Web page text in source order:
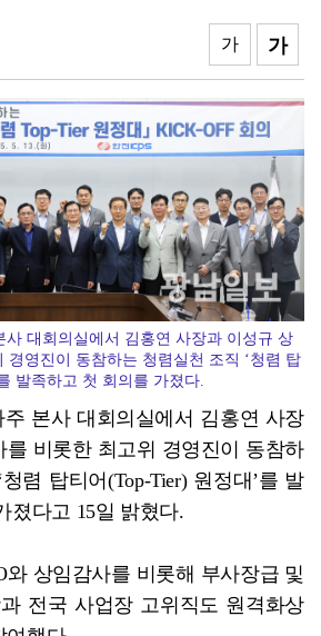
[종합]전남광주통합특별시 정무부시장 후보에 백승주·윤난...
과 빛이 어우러진 기획전 개최
’, 계약 첫날 1만대 돌파
에 6300선 약세
가
가
사 대회의실에서 김홍연 사장과 이성규 상
경영진이 동참하는 청렴실천 조직 ‘청렴 탑
발족하고 첫 회의를 가졌다.
주 본사 대회의실에서 김홍연 사장
를 비롯한 최고위 경영진이 동참하
렴 탑티어(Top-Tier) 원정대’를 발
졌다고 15일 밝혔다.
와 상임감사를 비롯해 부사장급 및
전국 사업장 고위직도 원격화상